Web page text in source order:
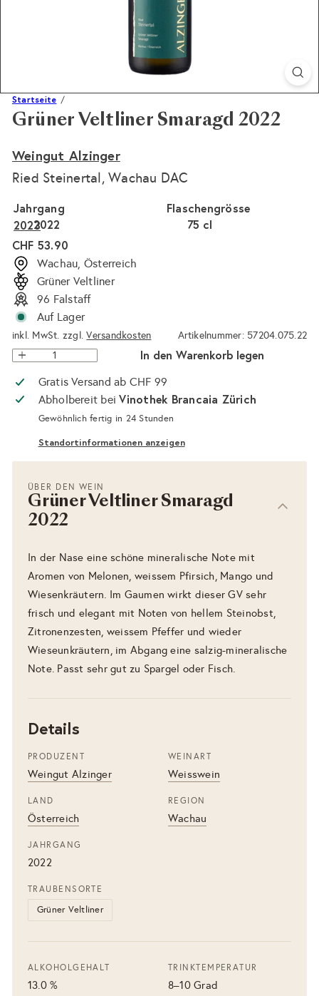
Startseite
Grüner Veltliner Smaragd 2022
Weingut Alzinger
Ried Steinertal, Wachau DAC
Flaschengrösse
75 cl
Jahrgang
2022
2023
Normaler
Preis
CHF 53.90
Wachau, Österreich
Grüner Veltliner
96 Falstaff
Auf Lager
inkl. MwSt. zzgl.Versandkosten Artikelnummer: 57204.075.22
In den Warenkorb legen
Gratis Versand ab CHF 99
Abholbereit beiVinothek Brancaia Zürich
Gewöhnlich fertig in 24 Stunden
Standortinformationen anzeigen
ÜBER DEN WEIN
Grüner Veltliner Smaragd
2022
In der Nase eine schöne mineralische Note mit
Aromen von Melonen, weissem Pfirsich, Mango und
Wiesenkräutern. Im Gaumen wirkt dieser GV sehr
frisch und elegant mit Noten von hellem Steinobst,
Zitronenzesten, weissem Pfeffer und wieder
Wieseunkräutern, im Abgang eine salzig-mineralische
Note. Passt sehr gut zu Spargel oder Fisch.
Details
PRODUZENT
Weingut Alzinger
WEINART
Weisswein
LAND
Österreich
REGION
Wachau
JAHRGANG
2022
TRAUBENSORTE
Grüner Veltliner
ALKOHOLGEHALT
13.0 %
TRINKTEMPERATUR
8–10 Grad